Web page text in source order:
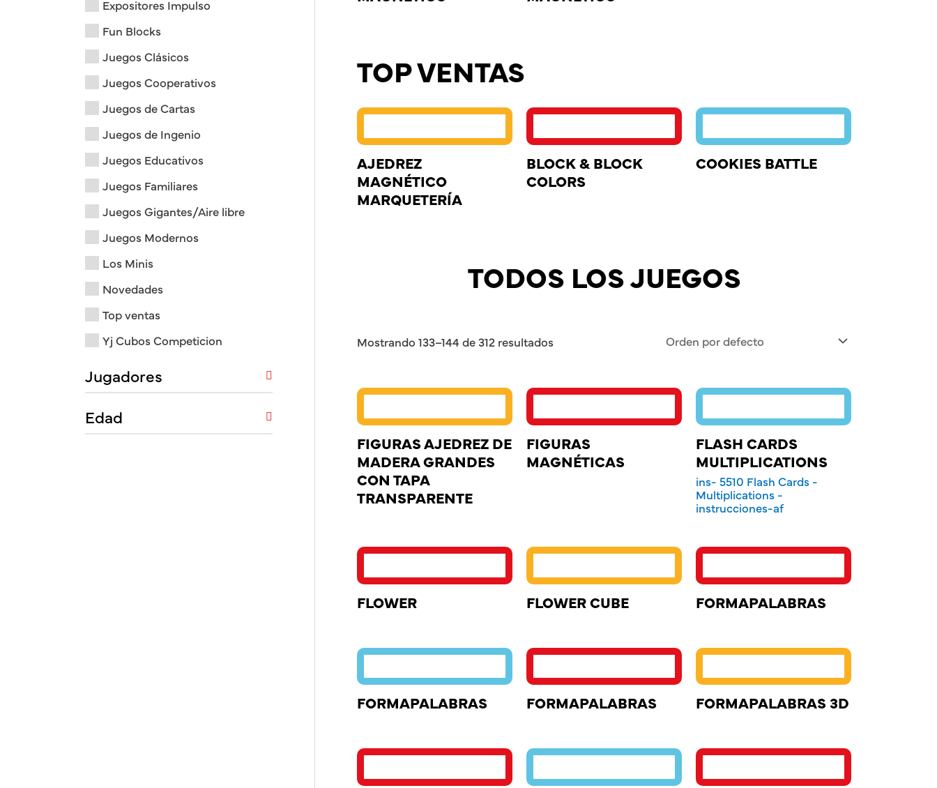
Expositores Impulso
Fun Blocks
Juegos Clásicos
Juegos Cooperativos
Juegos de Cartas
Juegos de Ingenio
Juegos Educativos
Juegos Familiares
Juegos Gigantes/Aire libre
Juegos Modernos
Los Minis
Novedades
Top ventas
Yj Cubos Competicion
Jugadores
Edad
TOP VENTAS
AJEDREZ
MAGNÉTICO
MARQUETERÍA
BLOCK & BLOCK
COLORS
COOKIES BATTLE
TODOS LOS JUEGOS
Mostrando 133–144 de 312 resultados
FIGURAS AJEDREZ DE
MADERA GRANDES
CON TAPA
TRANSPARENTE
FIGURAS
MAGNÉTICAS
FLASH CARDS
MULTIPLICATIONS
ins- 5510 Flash Cards -
Multiplications -
instrucciones-af
FLOWER FLOWER CUBE FORMAPALABRAS
FORMAPALABRAS FORMAPALABRAS FORMAPALABRAS 3D